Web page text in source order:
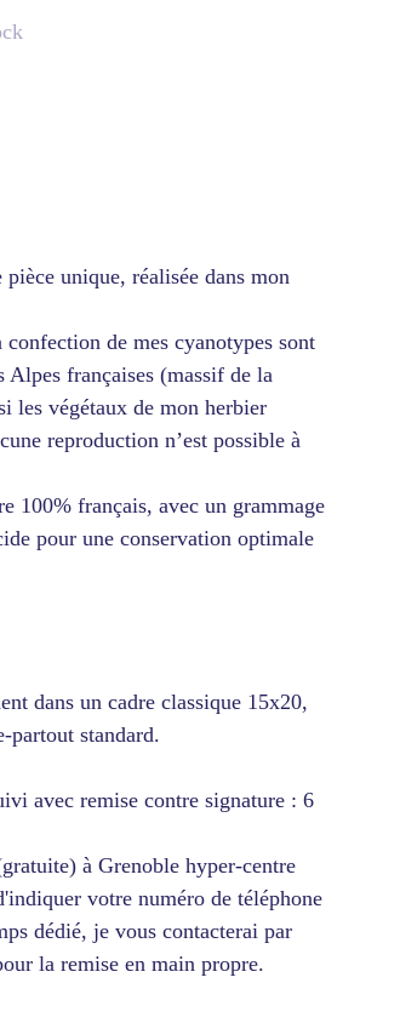
unique, réalisée dans mon
de mes cyanotypes sont
Alpes françaises (massif de la
les végétaux de mon herbier
reproduction n’est possible à
100% français, avec un grammage
pour une conservation optimale
dans un cadre classique 15x20,
partout standard.
avec remise contre signature : 6
à Grenoble hyper-centre
votre numéro de téléphone
dédié, je vous contacterai par
la remise en main propre.